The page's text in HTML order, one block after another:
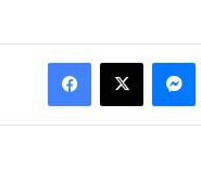
Facebook
X